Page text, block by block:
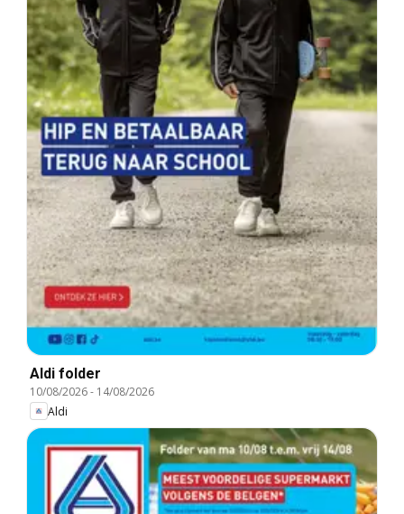
Aldi folder
10/08/2026- 14/08/2026
Aldi